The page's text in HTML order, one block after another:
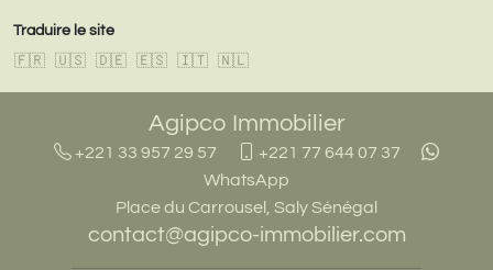
Traduire le site
🇫🇷
🇺🇸 🇩🇪 🇪🇸 🇮🇹 🇳🇱
Agipco Immobilier
+221 33 957 29 57
+221 77 644 07 37
WhatsApp
Place du Carrousel, Saly Sénégal
contact@agipco-immobilier.com